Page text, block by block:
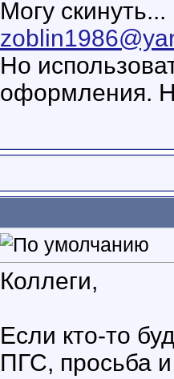
Могу
Но
оформления.
Коллеги,
Если кто-то
ПГС, просьба